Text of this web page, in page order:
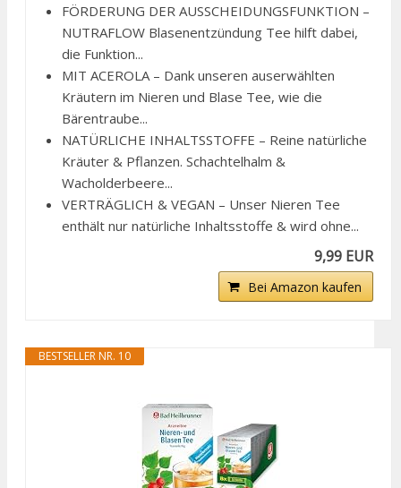
FÖRDERUNG DER AUSSCHEIDUNGSFUNKTION –
NUTRAFLOW Blasenentzündung Tee hilft dabei,
die Funktion...
MIT ACEROLA – Dank unseren auserwählten
Kräutern im Nieren und Blase Tee, wie die
Bärentraube...
NATÜRLICHE INHALTSSTOFFE – Reine natürliche
Kräuter & Pflanzen. Schachtelhalm &
Wacholderbeere...
VERTRÄGLICH & VEGAN – Unser Nieren Tee
enthält nur natürliche Inhaltsstoffe & wird ohne...
9,99 EUR
Bei Amazon kaufen
BESTSELLER NR. 10